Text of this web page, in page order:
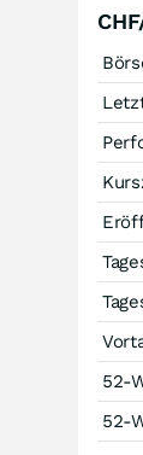
52-
52-